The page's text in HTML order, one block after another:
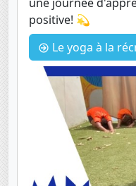
positive! 💫
Le yoga à la